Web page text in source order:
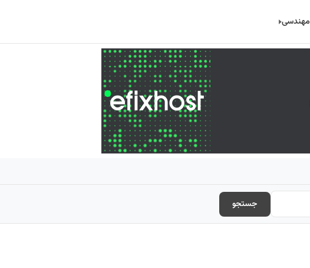
مهندسی
جستجو